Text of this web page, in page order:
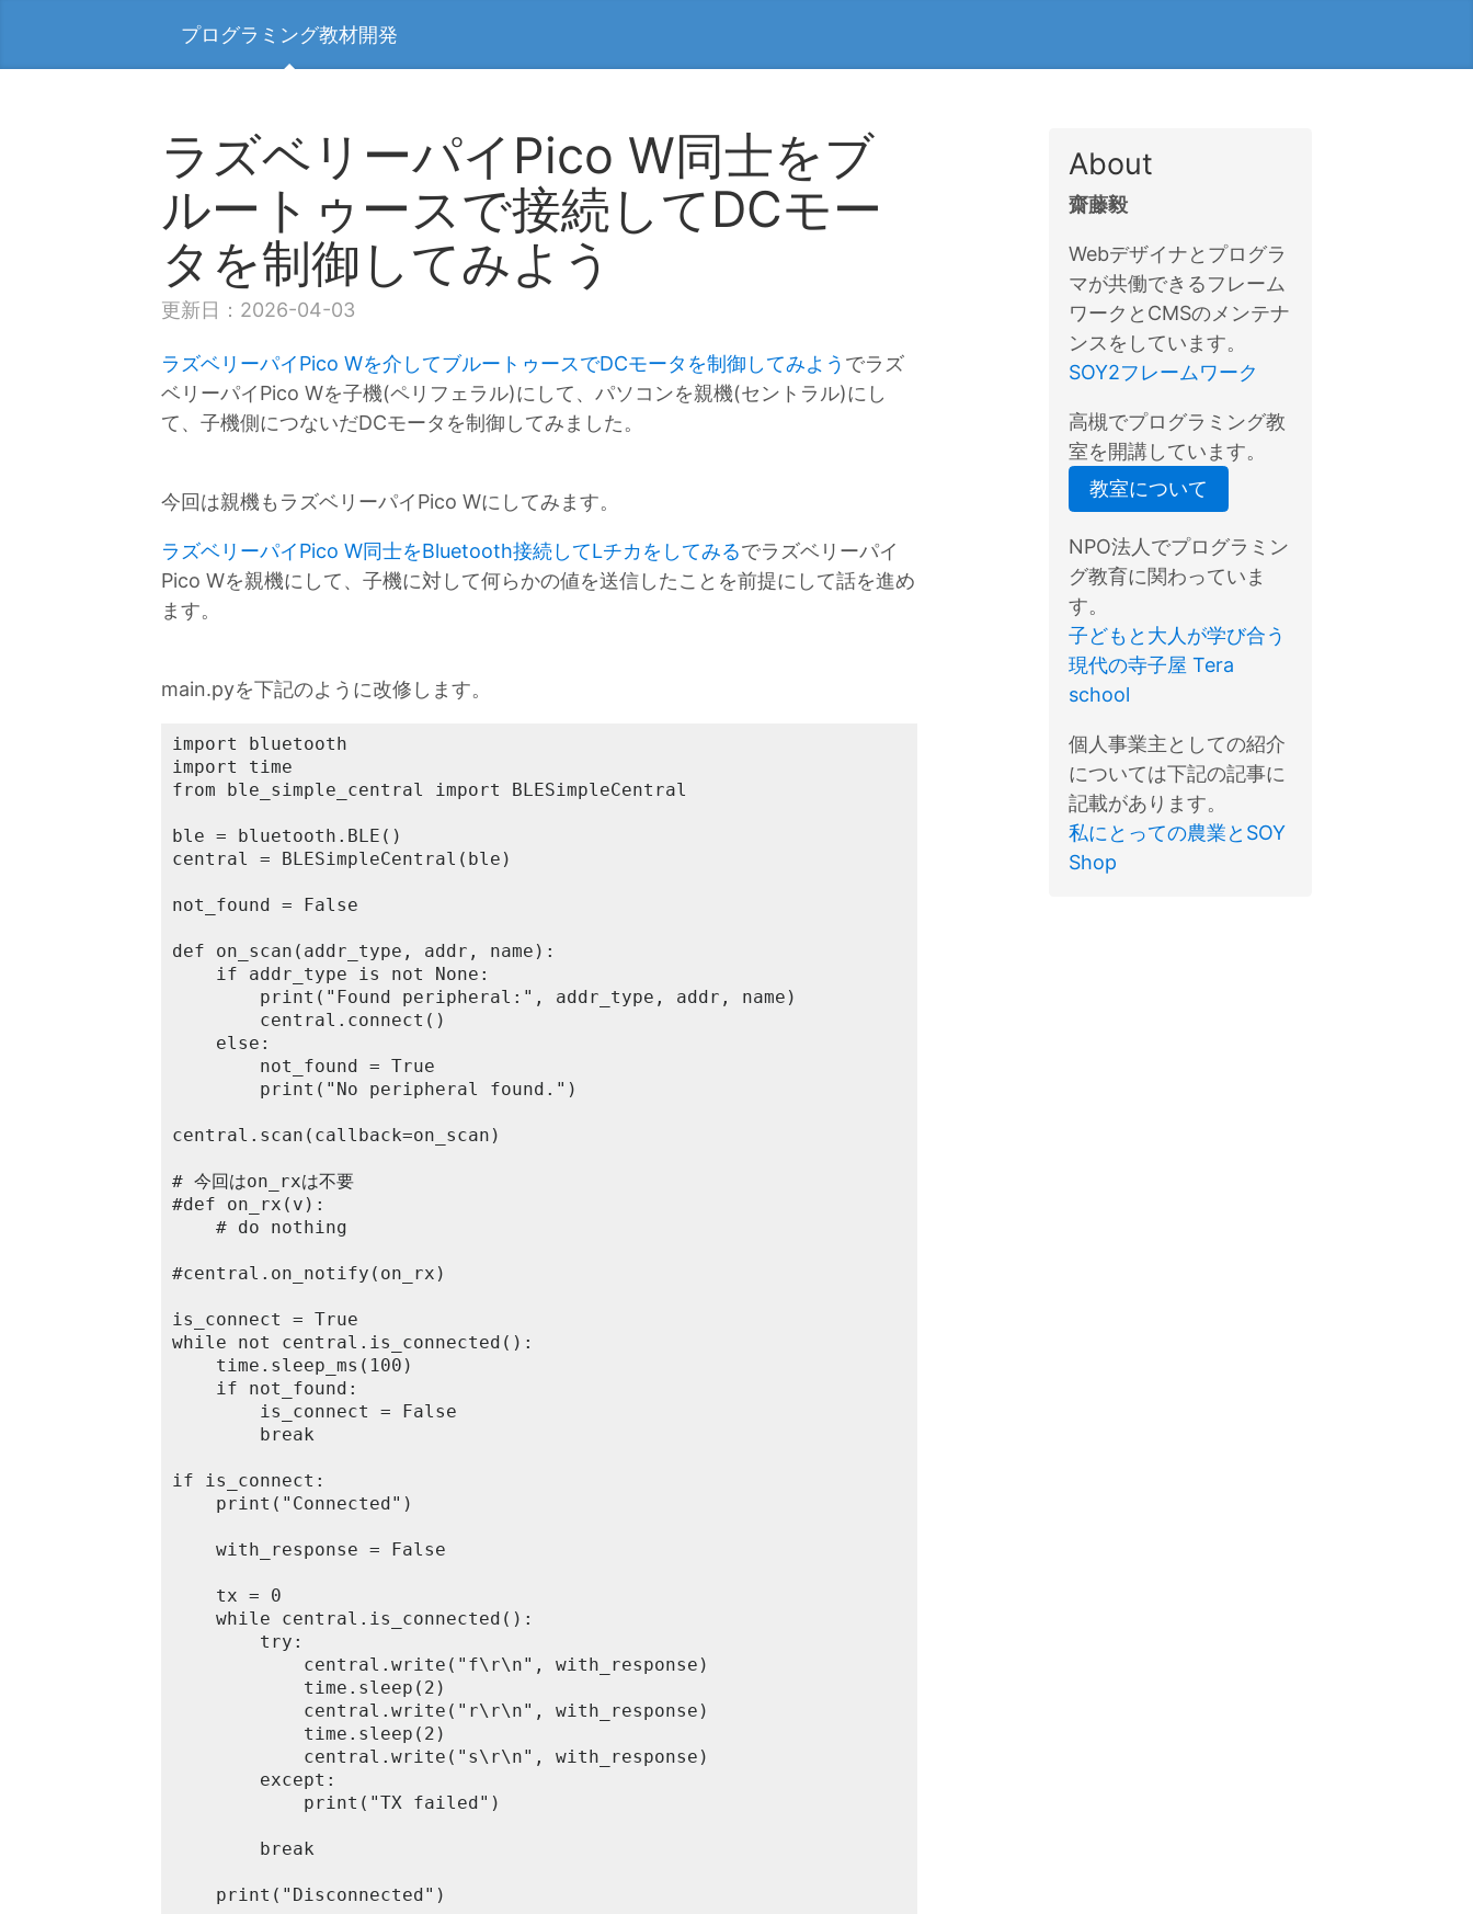
プログラミング教材開発
ラズベリーパイPico W同士をブ
ルートゥースで接続してDCモー
タを制御してみよう
更新日：2026-04-03
ラズベリーパイPico Wを介してブルートゥースでDCモータを制御してみよう でラズ
ベリーパイPico Wを子機(ペリフェラル)にして、パソコンを親機(セントラル)にし
て、子機側につないだDCモータを制御してみました。
今回は親機もラズベリーパイPico Wにしてみます。
ラズベリーパイPico W同士をBluetooth接続してLチカをしてみるでラズベリーパイ
Pico Wを親機にして、子機に対して何らかの値を送信したことを前提にして話を進め
ます。
main.pyを下記のように改修します。
import bluetooth
import time
from ble_simple_central import BLESimpleCentral
ble = bluetooth.BLE()
central = BLESimpleCentral(ble)
not_found = False
def on_scan(addr_type, addr, name):
    if addr_type is not None:
        print("Found peripheral:", addr_type, addr, name)
        central.connect()
    else:
        not_found = True
        print("No peripheral found.")
central.scan(callback=on_scan)
# 今回はon_rxは不要
#def on_rx(v):
    # do nothing
#central.on_notify(on_rx)
is_connect = True
while not central.is_connected():
    time.sleep_ms(100)
    if not_found:
        is_connect = False
        break
if is_connect:
    print("Connected")
    with_response = False
    tx = 0
    while central.is_connected():
        try:
            central.write("f\r\n", with_response)
            time.sleep(2)
            central.write("r\r\n", with_response)
            time.sleep(2)
            central.write("s\r\n", with_response)
        except:
            print("TX failed")
        break
    print("Disconnected")
About
齋藤毅
Webデザイナとプログラ
マが共働できるフレーム
ワークとCMSのメンテナ
ンスをしています。
SOY2フレームワーク
高槻でプログラミング教
室を開講しています。
教室について
NPO法人でプログラミン
グ教育に関わっていま
す。
子どもと大人が学び合う
現代の寺子屋 Tera
school
個人事業主としての紹介
については下記の記事に
記載があります。
私にとっての農業とSOY
Shop